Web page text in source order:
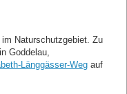
Naturschutzgebiet. Zu
Goddelau,
Länggässer-Weg auf